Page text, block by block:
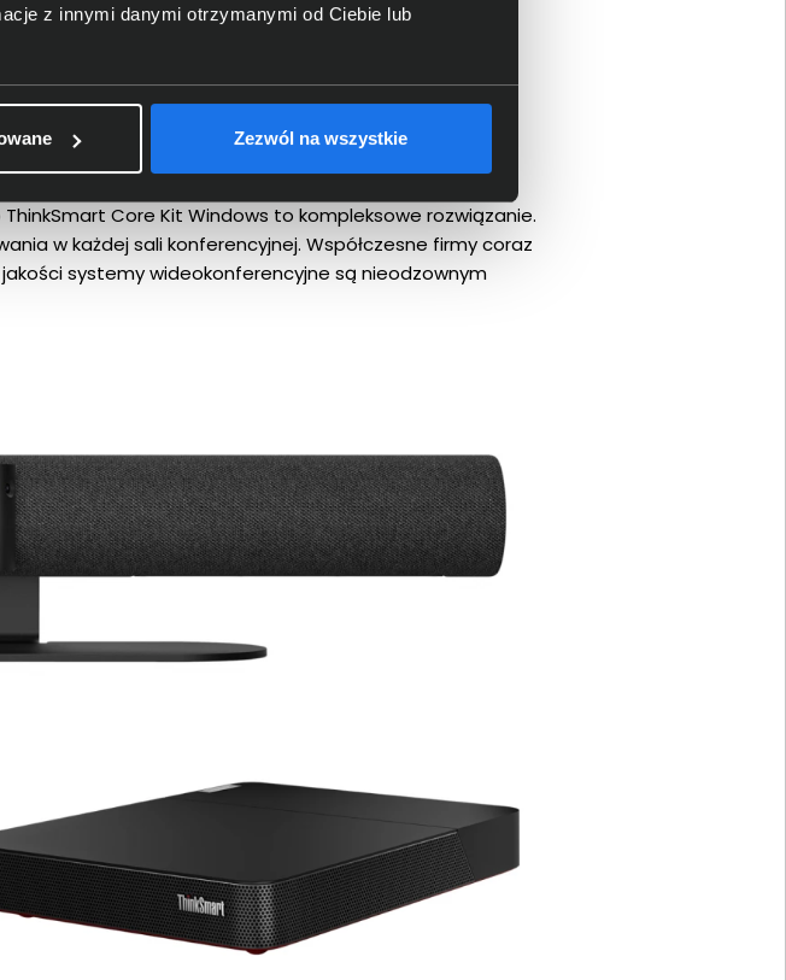
z innymi danymi otrzymanymi od Ciebie lub
Zezwól na wszystkie
MS
nowoczesnych sal
Core Kit Windows to kompleksowe rozwiązanie.
w każdej sali konferencyjnej. Współczesne firmy coraz
systemy wideokonferencyjne są nieodzownym